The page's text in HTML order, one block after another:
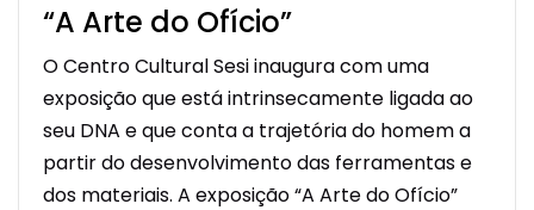
“A Arte do Ofício”
O Centro Cultural Sesi inaugura com uma
exposição que está intrinsecamente ligada ao
seu DNA e que conta a trajetória do homem a
partir do desenvolvimento das ferramentas e
dos materiais. A exposição “A Arte do Ofício”